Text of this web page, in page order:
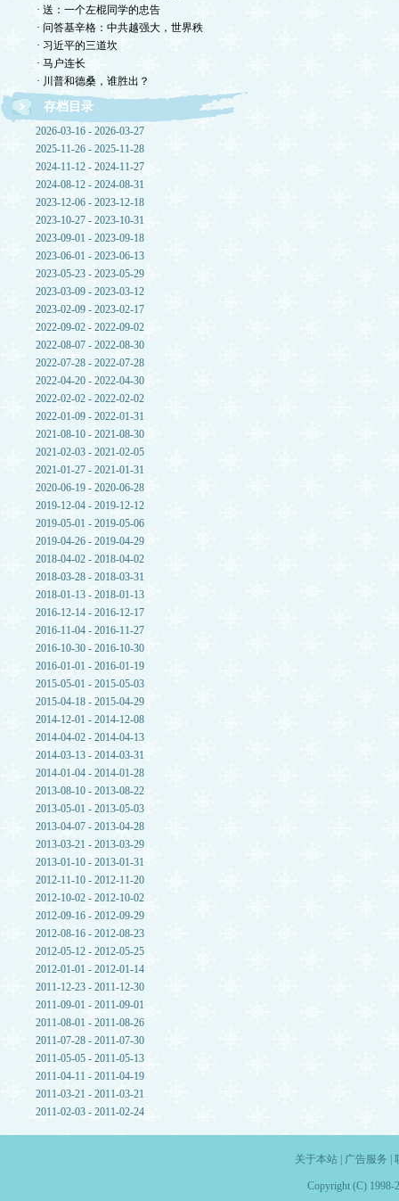
· 送：一个左棍同学的忠告
· 问答基辛格：中共越强大，世界秩
· 习近平的三道坎
· 马户连长
· 川普和德桑，谁胜出？
存档目录
2026-03-16 - 2026-03-27
2025-11-26 - 2025-11-28
2024-11-12 - 2024-11-27
2024-08-12 - 2024-08-31
2023-12-06 - 2023-12-18
2023-10-27 - 2023-10-31
2023-09-01 - 2023-09-18
2023-06-01 - 2023-06-13
2023-05-23 - 2023-05-29
2023-03-09 - 2023-03-12
2023-02-09 - 2023-02-17
2022-09-02 - 2022-09-02
2022-08-07 - 2022-08-30
2022-07-28 - 2022-07-28
2022-04-20 - 2022-04-30
2022-02-02 - 2022-02-02
2022-01-09 - 2022-01-31
2021-08-10 - 2021-08-30
2021-02-03 - 2021-02-05
2021-01-27 - 2021-01-31
2020-06-19 - 2020-06-28
2019-12-04 - 2019-12-12
2019-05-01 - 2019-05-06
2019-04-26 - 2019-04-29
2018-04-02 - 2018-04-02
2018-03-28 - 2018-03-31
2018-01-13 - 2018-01-13
2016-12-14 - 2016-12-17
2016-11-04 - 2016-11-27
2016-10-30 - 2016-10-30
2016-01-01 - 2016-01-19
2015-05-01 - 2015-05-03
2015-04-18 - 2015-04-29
2014-12-01 - 2014-12-08
2014-04-02 - 2014-04-13
2014-03-13 - 2014-03-31
2014-01-04 - 2014-01-28
2013-08-10 - 2013-08-22
2013-05-01 - 2013-05-03
2013-04-07 - 2013-04-28
2013-03-21 - 2013-03-29
2013-01-10 - 2013-01-31
2012-11-10 - 2012-11-20
2012-10-02 - 2012-10-02
2012-09-16 - 2012-09-29
2012-08-16 - 2012-08-23
2012-05-12 - 2012-05-25
2012-01-01 - 2012-01-14
2011-12-23 - 2011-12-30
2011-09-01 - 2011-09-01
2011-08-01 - 2011-08-26
2011-07-28 - 2011-07-30
2011-05-05 - 2011-05-13
2011-04-11 - 2011-04-19
2011-03-21 - 2011-03-21
2011-02-03 - 2011-02-24
关于本站| 广告服务
Copyright (C) 1998-